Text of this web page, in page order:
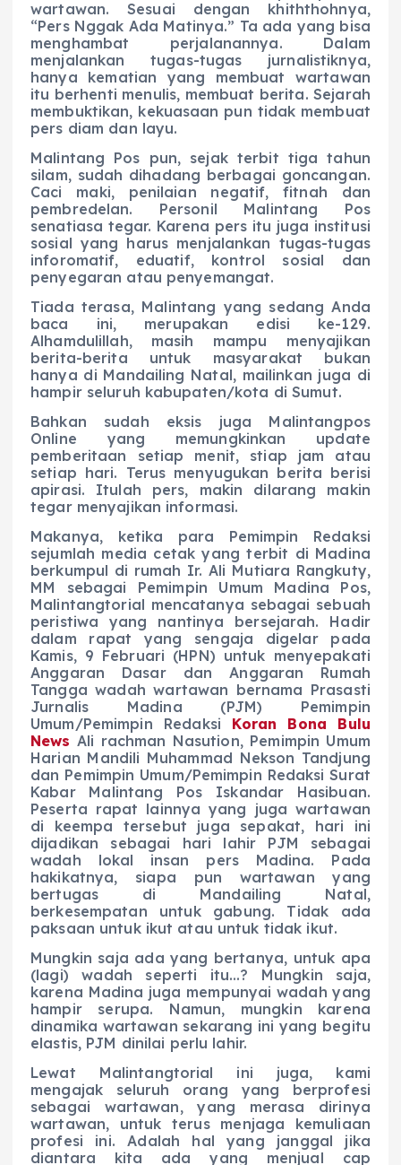
wartawan. Sesuai dengan khiththohnya,
“Pers Nggak Ada Matinya.” Ta ada yang bisa
menghambat perjalanannya. Dalam
menjalankan tugas-tugas jurnalistiknya,
hanya kematian yang membuat wartawan
itu berhenti menulis, membuat berita. Sejarah
membuktikan, kekuasaan pun tidak membuat
pers diam dan layu.
Malintang Pos pun, sejak terbit tiga tahun
silam, sudah dihadang berbagai goncangan.
Caci maki, penilaian negatif, fitnah dan
pembredelan. Personil Malintang Pos
senatiasa tegar. Karena pers itu juga institusi
sosial yang harus menjalankan tugas-tugas
inforomatif, eduatif, kontrol sosial dan
penyegaran atau penyemangat.
Tiada terasa, Malintang yang sedang Anda
baca ini, merupakan edisi ke-129.
Alhamdulillah, masih mampu menyajikan
berita-berita untuk masyarakat bukan
hanya di Mandailing Natal, mailinkan juga di
hampir seluruh kabupaten/kota di Sumut.
Bahkan sudah eksis juga Malintangpos
Online yang memungkinkan update
pemberitaan setiap menit, stiap jam atau
setiap hari. Terus menyugukan berita berisi
apirasi. Itulah pers, makin dilarang makin
tegar menyajikan informasi.
Makanya, ketika para Pemimpin Redaksi
sejumlah media cetak yang terbit di Madina
berkumpul di rumah Ir. Ali Mutiara Rangkuty,
MM sebagai Pemimpin Umum Madina Pos,
Malintangtorial mencatanya sebagai sebuah
peristiwa yang nantinya bersejarah. Hadir
dalam rapat yang sengaja digelar pada
Kamis, 9 Februari (HPN) untuk menyepakati
Anggaran Dasar dan Anggaran Rumah
Tangga wadah wartawan bernama Prasasti
Jurnalis Madina (PJM) Pemimpin
Umum/Pemimpin Redaksi Koran Bona Bulu
News Ali rachman Nasution, Pemimpin Umum
Harian Mandili Muhammad Nekson Tandjung
dan Pemimpin Umum/Pemimpin Redaksi Surat
Kabar Malintang Pos Iskandar Hasibuan.
Peserta rapat lainnya yang juga wartawan
di keempa tersebut juga sepakat, hari ini
dijadikan sebagai hari lahir PJM sebagai
wadah lokal insan pers Madina. Pada
hakikatnya, siapa pun wartawan yang
bertugas di Mandailing Natal,
berkesempatan untuk gabung. Tidak ada
paksaan untuk ikut atau untuk tidak ikut.
Mungkin saja ada yang bertanya, untuk apa
(lagi) wadah seperti itu…? Mungkin saja,
karena Madina juga mempunyai wadah yang
hampir serupa. Namun, mungkin karena
dinamika wartawan sekarang ini yang begitu
elastis, PJM dinilai perlu lahir.
Lewat Malintangtorial ini juga, kami
mengajak seluruh orang yang berprofesi
sebagai wartawan, yang merasa dirinya
wartawan, untuk terus menjaga kemuliaan
profesi ini. Adalah hal yang janggal jika
diantara kita ada yang menjual cap